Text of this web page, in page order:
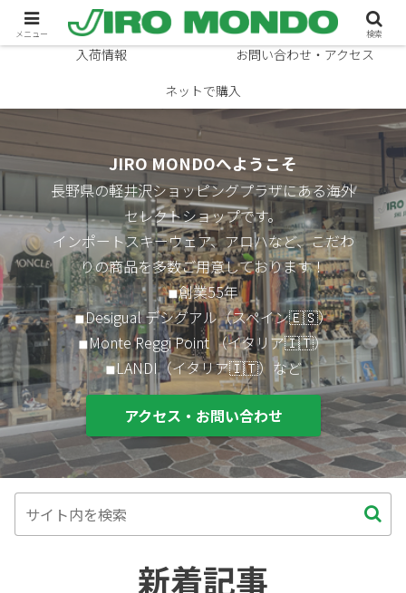
ブランド
ニュース
入荷情報
お問い合わせ・アクセス
ネットで購入
JIRO MONDOへようこそ
長野県の軽井沢ショッピングプラザにある海外
セレクトショップです。
インポートスキーウェア、アロハなど、こだわ
りの商品を多数ご用意しております！
◾︎創業55年
◾︎Desigual デシグアル（スペイン🇪🇸）
◾︎Monte Reggi Point （イタリア🇮🇹）
◾︎LANDI（イタリア🇮🇹）など
アクセス・お問い合わせ
新着記事
メニュー 検索